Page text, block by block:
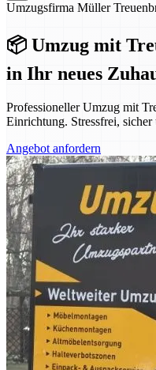
Umzugsfirma Müller
📦 Umzug mit
in Ihr neues
Professioneller Umzug mit
Einrichtung. Stressfrei, sicher
Angebot anfordern